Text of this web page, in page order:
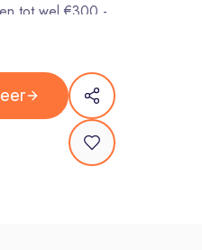
tot wel €300,-
–
borrels en
the ride!